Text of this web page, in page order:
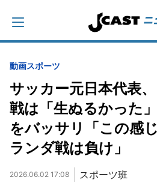
動画スポーツ
サッカー元日本代表
戦は「生ぬるかった
をバッサリ「この感
ランダ戦は負け」
2026.06.02 17:08 スポーツ班